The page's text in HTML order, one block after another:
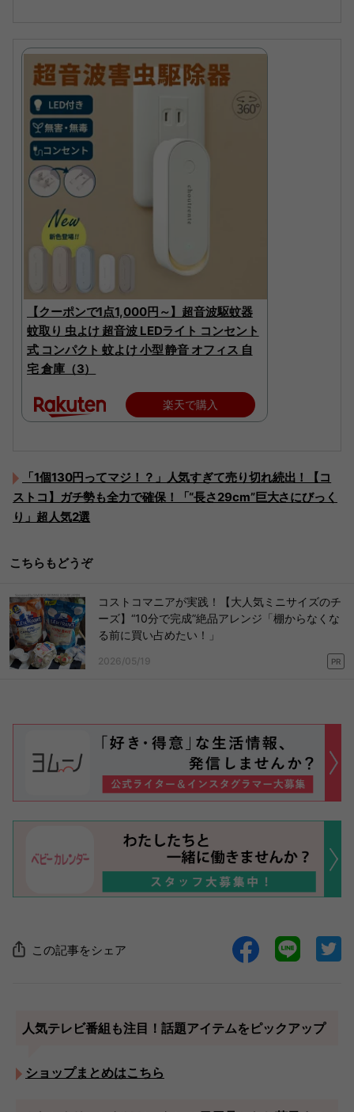
【クーポンで1点1,000円～】超音波駆蚊器
蚊取り 虫よけ 超音波 LEDライト コンセント
式 コンパクト 蚊よけ 小型 静音 オフィス 自
宅 倉庫（3）
楽天で購入
「1個130円ってマジ！？」人気すぎて売り切れ続出！【コ
ストコ】ガチ勢も全力で確保！「“長さ29cm”巨大さにびっく
り」超人気2選
こちらもどうぞ
コストコマニアが実践！【大人気ミニサイズのチ
ーズ】“10分で完成”絶品アレンジ「棚からなくな
る前に買い占めたい！」
2026/05/19 PR
この記事をシェア
人気テレビ番組も注目！話題アイテムをピックアップ
ショップまとめはこちら